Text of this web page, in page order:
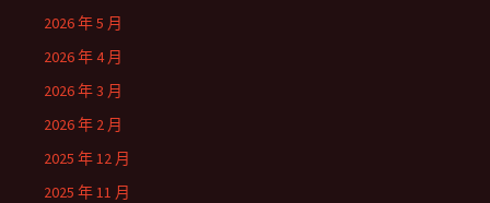
2026 年 5 月
2026 年 4 月
2026 年 3 月
2026 年 2 月
2025 年 12 月
2025 年 11 月